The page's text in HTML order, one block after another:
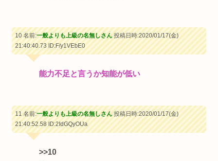
10 名前:一般よりも上級の名無しさん投稿日時:2020/01/17(金)
21:40:40.73ID:F/y1VEbE0
能力不足と言うか知能が低い
11 名前:一般よりも上級の名無しさん投稿日時:2020/01/17(金)
21:40:52.58ID:2IdGQyOUa
>>10